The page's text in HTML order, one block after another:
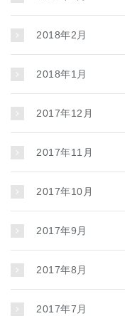
2018年2月
2018年1月
2017年12月
2017年11月
2017年10月
2017年9月
2017年8月
2017年7月